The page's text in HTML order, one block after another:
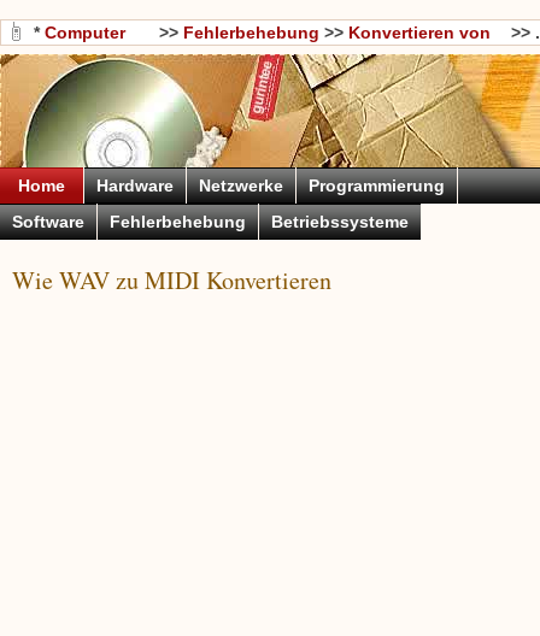
*Computer
Wissen
>> Fehlerbehebung >> Konvertieren von
Dateien
>> .
Home Hardware Netzwerke
Programmierung
Software
Fehlerbehebung Betriebssysteme
Wie WAV zu MIDI Konvertieren